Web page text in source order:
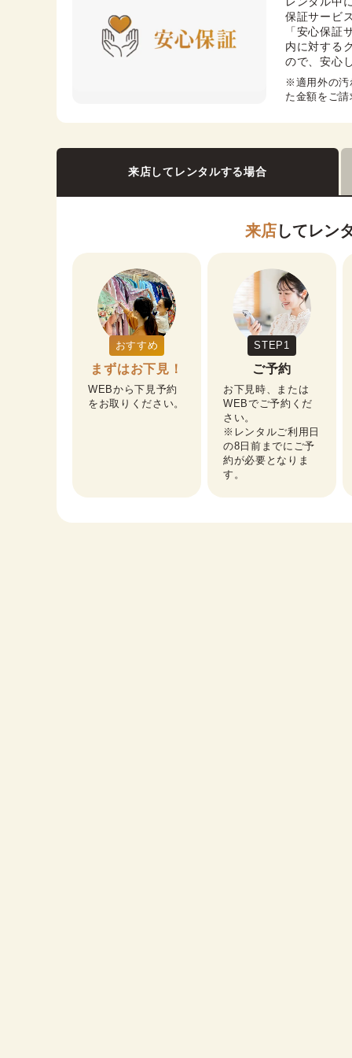
保証サービ
「安心保証
内に対する
ので、安心
※適用外の汚
た金額をご請
来店してレンタルする場合
来店してレン
おすすめ
まずはお下見！
WEBから下見予約
をお取りください。
STEP1
ご予約
お下見時、または
WEBでご予約くだ
さい。
※レンタルご利用日
の8日前までにご予
約が必要となりま
す。